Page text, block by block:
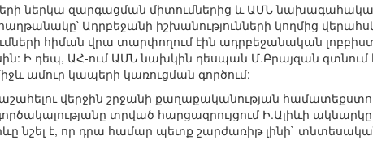
ներկա զարգացման միտումներից և ԱՄՆ
Ադրբեջանի իշխանությունների կողմից
հիման վրա տարփողում էին ադրբեջանական
Ի դեպ, ԱՀ-ում ԱՄՆ նախկին դեսպան Մ.Բրայզան գտնում
ամուր կապերի կառուցման գործում:
վերջին շրջանի քաղաքականության
տրված հարցազրույցում Ի.Ալիևի
նշել է, որ դրա համար պետք շարժառիթ լինի`